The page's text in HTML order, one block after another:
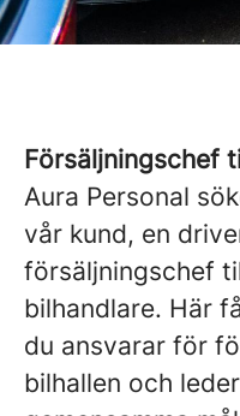
Försäljningschef
Aura Personal
vår kund, en
försäljningschef
bilhandlare. Här
du ansvarar för
bilhallen och